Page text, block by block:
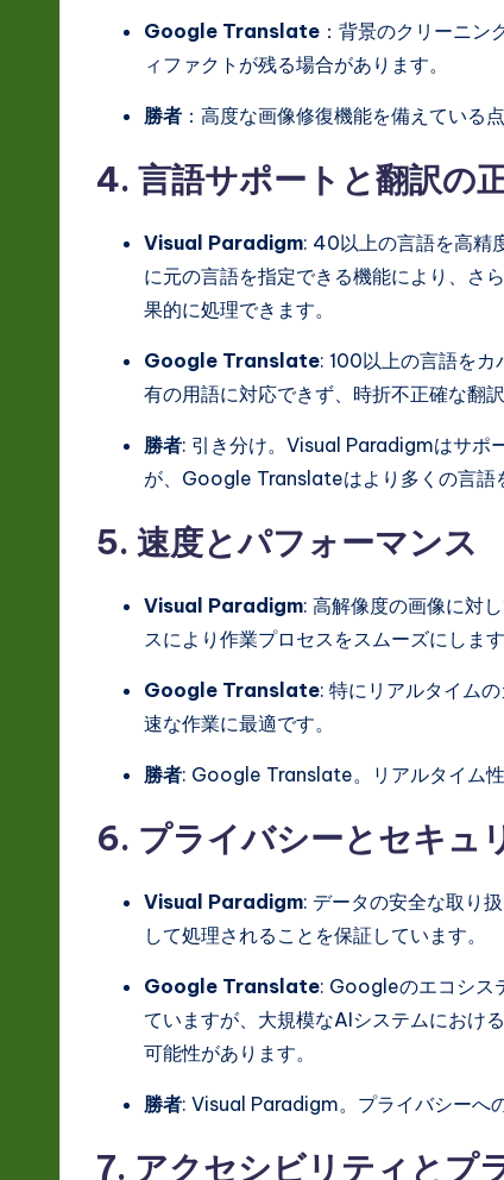
Google Translate ：背景のクリーニ
ィファクトが残る場合があります。
勝者 ：高度な画像修復機能を備えている
4. 言語サポートと翻訳の
Visual Paradigm: 40以上の言語を高精
に元の言語を指定できる機能により、さ
果的に処理できます。
Google Translate: 100以上の言語をカ
有の用語に対応できず、時折不正確な翻訳
勝者: 引き分け。Visual Paradigmはサポ
が、Google Translateはより多くの言語
5. 速度とパフォーマンス
Visual Paradigm: 高解像度の画像に対
スにより作業プロセスをスムーズにします
Google Translate: 特にリアルタイム
速な作業に最適です。
勝者: Google Translate。リアルタイム性
6. プライバシーとセキュ
Visual Paradigm: データの安全な取り
して処理されることを保証しています。
Google Translate: Googleのエコシス
ていますが、大規模なAIシステムにおけ
可能性があります。
勝者: Visual Paradigm。プライバシーへ
7. アクセシビリティとプ